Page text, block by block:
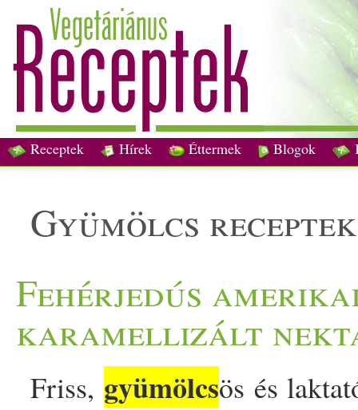
Receptek Hírek Éttermek Blogok
gyümölcs receptek
Fehérjedús
karamellizált
Friss, gyümölcsös és